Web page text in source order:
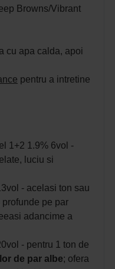
Browns/Vibrant
cu apa calda, apoi
pentru a intretine
1+2 1.9% 6vol -
luciu si
- acelasi ton sau
pe par
adancime a
- pentru 1 ton de
de par albe; ofera